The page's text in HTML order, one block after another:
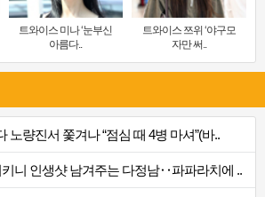
트와이스 미나 ‘눈부신
아름다..
트와이스 쯔위 ‘야구모
자만 써..
노량진서 쫓겨나 “점심 때 4병 마셔”(바..
니 인생샷 남겨주는 다정남‥파파라치에 ..